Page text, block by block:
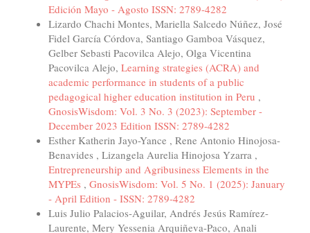
Edición Mayo - Agosto ISSN: 2789-4282
Lizardo Chachi Montes, Mariella Salcedo Núñez, José
Fidel García Córdova, Santiago Gamboa Vásquez,
Gelber Sebasti Pacovilca Alejo, Olga Vicentina
Pacovilca Alejo, Learning strategies (ACRA) and
academic performance in students of a public
pedagogical higher education institution in Peru ,
GnosisWisdom: Vol. 3 No. 3 (2023): September -
December 2023 Edition ISSN: 2789-4282
Esther Katherin Jayo-Yance , Rene Antonio Hinojosa-
Benavides , Lizangela Aurelia Hinojosa Yzarra ,
Entrepreneurship and Agribusiness Elements in the
MYPEs , GnosisWisdom: Vol. 5 No. 1 (2025): January
- April Edition - ISSN: 2789-4282
Luis Julio Palacios-Aguilar, Andrés Jesús Ramírez-
Laurente, Mery Yessenia Arquiñeva-Paco, Anali